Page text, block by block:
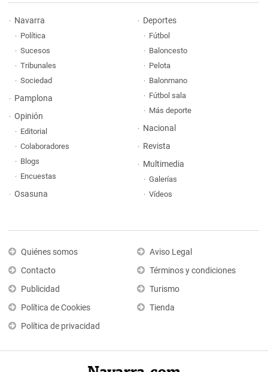
Navarra
Política
Sucesos
Tribunales
Sociedad
Pamplona
Opinión
Editorial
Colaboradores
Blogs
Encuestas
Osasuna
Deportes
Fútbol
Baloncesto
Pelota
Balonmano
Fútbol sala
Más deporte
Nacional
Revista
Multimedia
Galerías
Vídeos
Quiénes somos
Contacto
Publicidad
Política de Cookies
Política de privacidad
Aviso Legal
Términos y condiciones
Turismo
Tienda